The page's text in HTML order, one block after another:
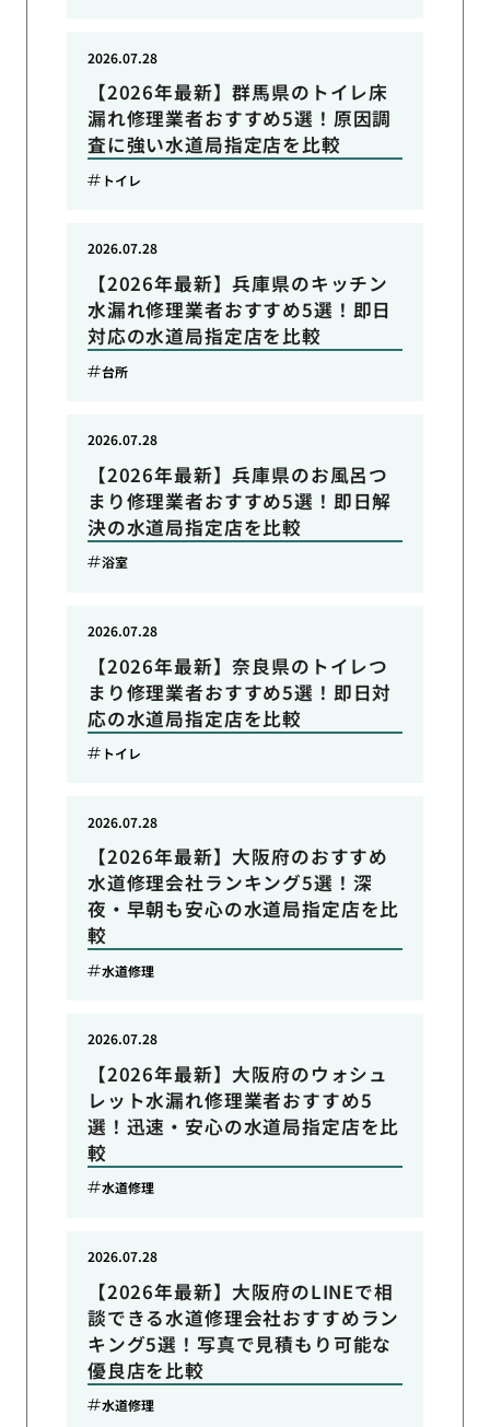
【2026年最新】群馬県のトイレ床
漏れ修理業者おすすめ5選！原因調
査に強い水道局指定店を比較
2026.07.28
トイレ
【2026年最新】兵庫県のキッチン
水漏れ修理業者おすすめ5選！即日
対応の水道局指定店を比較
2026.07.28
台所
【2026年最新】兵庫県のお風呂つ
まり修理業者おすすめ5選！即日解
決の水道局指定店を比較
2026.07.28
浴室
【2026年最新】奈良県のトイレつ
まり修理業者おすすめ5選！即日対
応の水道局指定店を比較
2026.07.28
トイレ
【2026年最新】大阪府のおすすめ
水道修理会社ランキング5選！深
夜・早朝も安心の水道局指定店を比
較
2026.07.28
水道修理
【2026年最新】大阪府のウォシュ
レット水漏れ修理業者おすすめ5
選！迅速・安心の水道局指定店を比
較
2026.07.28
水道修理
【2026年最新】大阪府のLINEで相
談できる水道修理会社おすすめラン
キング5選！写真で見積もり可能な
優良店を比較
2026.07.28
水道修理